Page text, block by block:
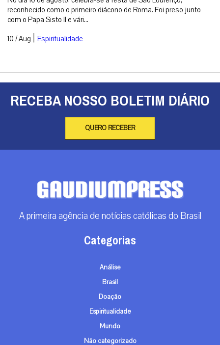
reconhecido como o primeiro diácono de Roma. Foi preso junto
com o Papa Sisto II e vári...
10 / Aug | Espiritualidade
RECEBA NOSSO BOLETIM DIÁRIO
QUERO RECEBER
A primeira agência de notícias católicas do Brasil
Categorias
Análise
Brasil
Doação
Espiritualidade
Mundo
Não categorizado